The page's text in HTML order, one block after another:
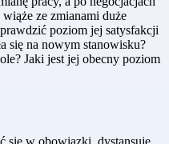
ze zmianami duże
poziom jej satysfakcji
się na nowym stanowisku?
Jaki jest jej obecny poziom